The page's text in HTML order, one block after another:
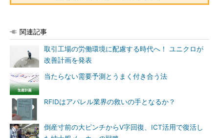
関連記事
取引工場の労働環境に配慮する時代へ！ ユニクロが
改善計画を発表
当たらない需要予測とうまく付き合う法
RFIDはアパレル業界の救いの手となるか？
倒産寸前の大ピンチからV字回復、ICT活用で復活し